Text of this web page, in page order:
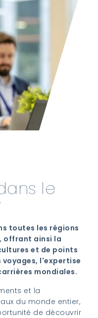
le
toutes les régions
offrant ainsi la
et de points
voyages, l'expertise
mondiales.
et la
du monde entier,
de découvrir